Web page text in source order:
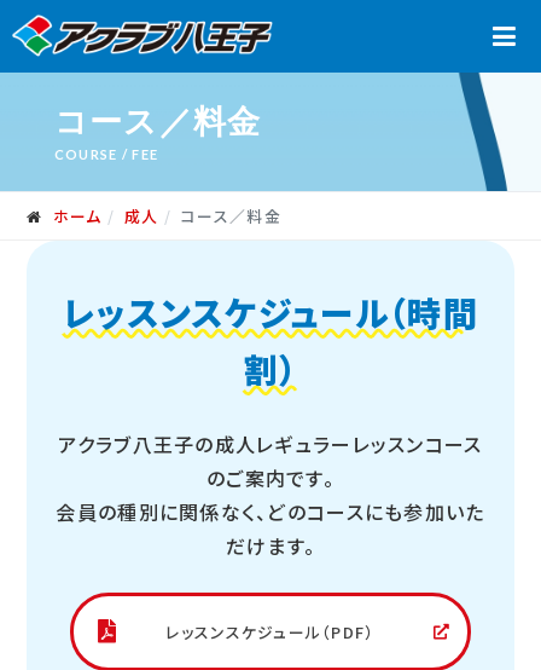
コース／料金
COURSE / FEE
ホーム 成人 コース／料金
レッスンスケジュール（時間
割）
アクラブ八王子の成人レギュラーレッスンコース
のご案内です。
会員の種別に関係なく、どのコースにも参加いた
だけます。
レッスンスケジュール（PDF）